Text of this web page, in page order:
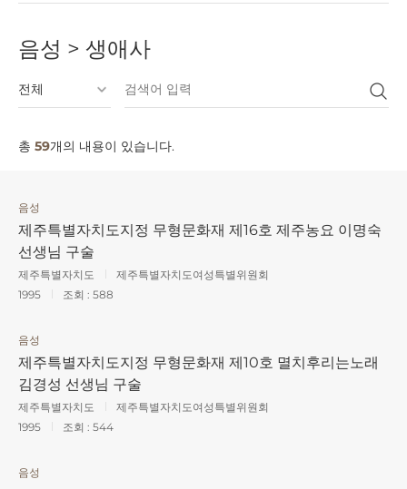
음성 > 생애사
총 59개의 내용이 있습니다.
음성
제주특별자치도지정 무형문화재 제16호 제주농요 이명숙
선생님 구술
제주특별자치도
제주특별자치도여성특별위원회
1995
조회 : 588
음성
제주특별자치도지정 무형문화재 제10호 멸치후리는노래
김경성 선생님 구술
제주특별자치도
제주특별자치도여성특별위원회
1995
조회 : 544
음성